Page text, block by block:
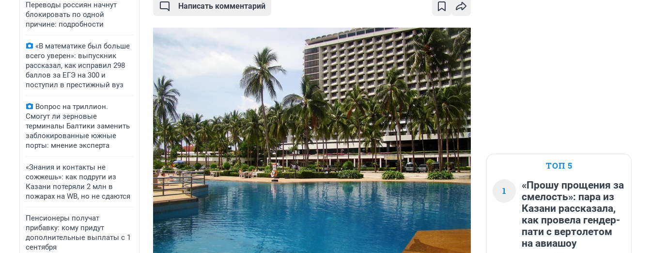
Переводы россиян начнут
блокировать по одной
причине: подробности
«В математике был больше
всего уверен»: выпускник
рассказал, как исправил 298
баллов за ЕГЭ на 300 и
поступил в престижный вуз
Вопрос на триллион.
Смогут ли зерновые
терминалы Балтики заменить
заблокированные южные
порты: мнение эксперта
«Знания и контакты не
сожжешь»: как подруги из
Казани потеряли 2 млн в
пожарах на WB, но не сдаются
Пенсионеры получат
прибавку: кому придут
дополнительные выплаты с 1
сентября
Написать комментарий
ТОП 5
1
«Прошу прощения за
смелость»: пара из
Казани рассказала,
как провела гендер-
пати с вертолетом
на авиашоу